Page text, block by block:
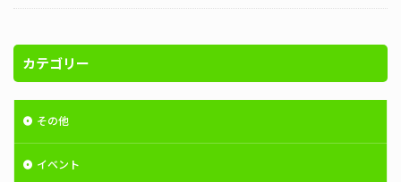
カテゴリー
その他
イベント